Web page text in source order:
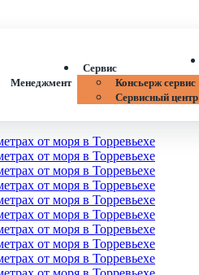
Менеджмент
Сервис
Консьерж сервис
Сервисный центр